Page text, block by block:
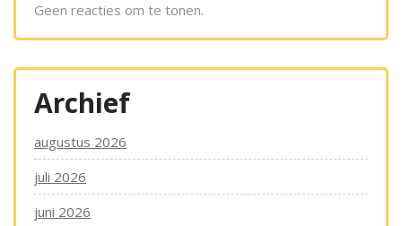
Geen reacties om te tonen.
Archief
augustus 2026
juli 2026
juni 2026